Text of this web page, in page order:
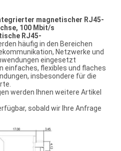
magnetischer RJ45-
100 Mbit/s
RJ45-
häufig in den Bereichen
Netzwerke und
eingesetzt
einfaches, flexibles und flaches
insbesondere für die
werden Ihnen weitere Artikel
sobald wir Ihre Anfrage